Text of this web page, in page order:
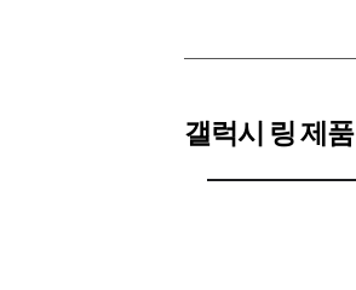
갤럭시 링 제